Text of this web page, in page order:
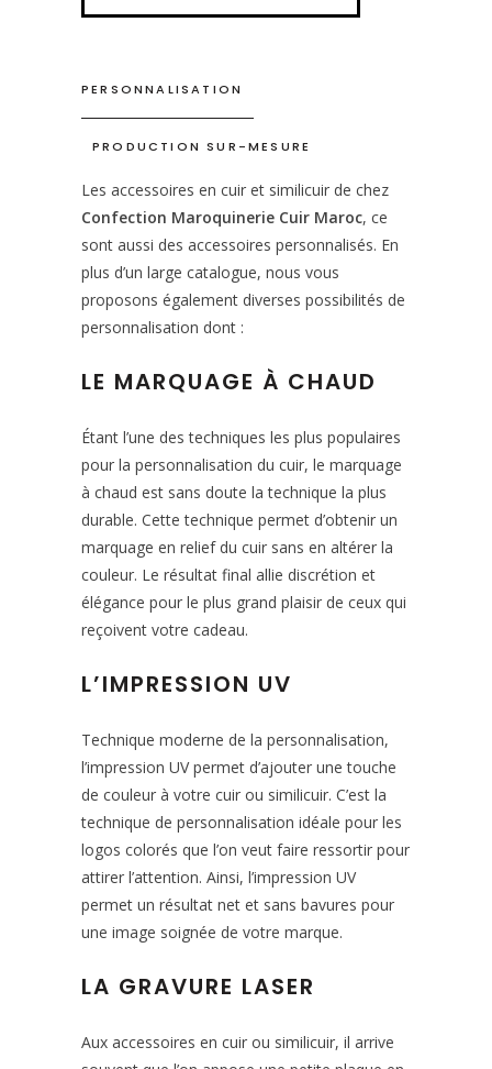
PERSONNALISATION
PRODUCTION SUR-MESURE
Les accessoires en cuir et similicuir de chez
Confection Maroquinerie Cuir Maroc, ce
sont aussi des accessoires personnalisés. En
plus d’un large catalogue, nous vous
proposons également diverses possibilités de
personnalisation dont :
LE MARQUAGE À CHAUD
Étant l’une des techniques les plus populaires
pour la personnalisation du cuir, le marquage
à chaud est sans doute la technique la plus
durable. Cette technique permet d’obtenir un
marquage en relief du cuir sans en altérer la
couleur. Le résultat final allie discrétion et
élégance pour le plus grand plaisir de ceux qui
reçoivent votre cadeau.
L’IMPRESSION UV
Technique moderne de la personnalisation,
l’impression UV permet d’ajouter une touche
de couleur à votre cuir ou similicuir. C’est la
technique de personnalisation idéale pour les
logos colorés que l’on veut faire ressortir pour
attirer l’attention. Ainsi, l’impression UV
permet un résultat net et sans bavures pour
une image soignée de votre marque.
LA GRAVURE LASER
Aux accessoires en cuir ou similicuir, il arrive